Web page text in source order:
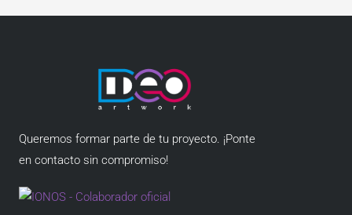
Queremos formar parte de tu proyecto. ¡Ponte
en contacto sin compromiso!